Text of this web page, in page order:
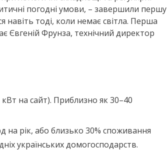
погодні умови, – завершили першу
тоді, коли немає світла. Перша
Євгеній Фрунза, технічний директор
на сайт). Приблизно як 30–40
на рік, або близько 30% споживання
українських домогосподарств.